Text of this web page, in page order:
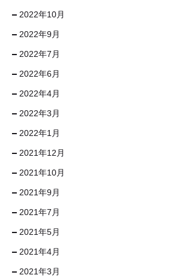
2022年10月
2022年9月
2022年7月
2022年6月
2022年4月
2022年3月
2022年1月
2021年12月
2021年10月
2021年9月
2021年7月
2021年5月
2021年4月
2021年3月